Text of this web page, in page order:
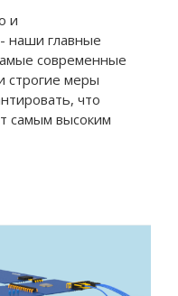
и
наши главные
современные
строгие меры
что
самым высоким